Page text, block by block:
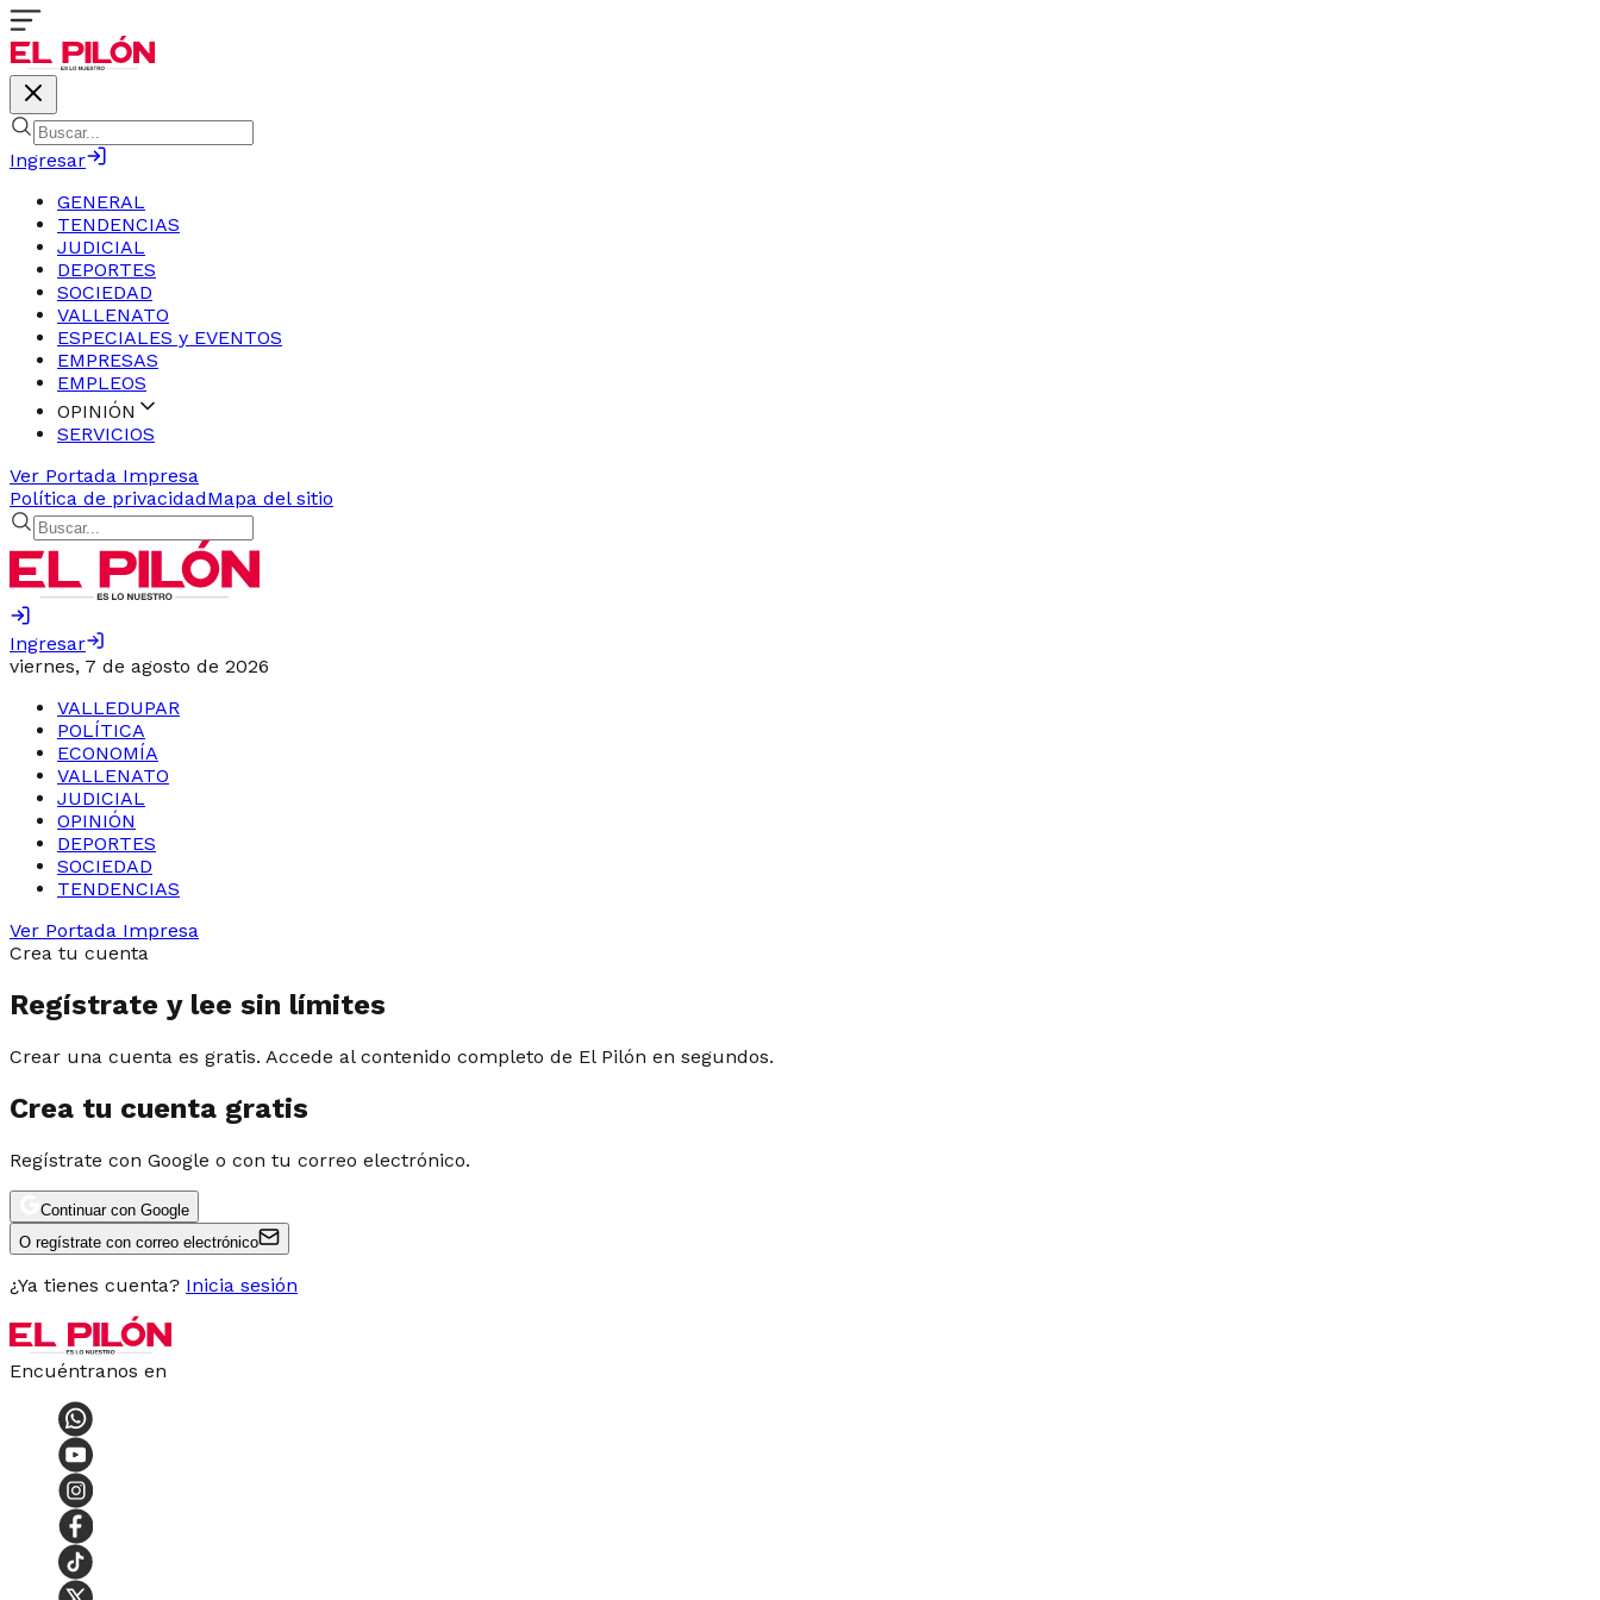
Ingresar
GENERAL
TENDENCIAS
JUDICIAL
DEPORTES
SOCIEDAD
VALLENATO
ESPECIALES y EVENTOS
EMPRESAS
EMPLEOS
OPINIÓN
SERVICIOS
Ver Portada Impresa
Política de privacidadMapa del sitio
Ingresar
viernes, 7 de agosto de 2026
VALLEDUPAR
POLÍTICA
ECONOMÍA
VALLENATO
JUDICIAL
OPINIÓN
DEPORTES
SOCIEDAD
TENDENCIAS
Ver Portada Impresa
Crea tu cuenta
Regístrate y lee sin límites
Crear una cuenta es gratis. Accede al contenido completo de El Pilón en segundos.
Crea tu cuenta gratis
Regístrate con Google o con tu correo electrónico.
Continuar con Google
O regístrate con correo electrónico
¿Ya tienes cuenta? Inicia sesión
Encuéntranos en